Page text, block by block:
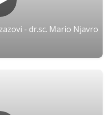
- dr.sc. Mario Njavro